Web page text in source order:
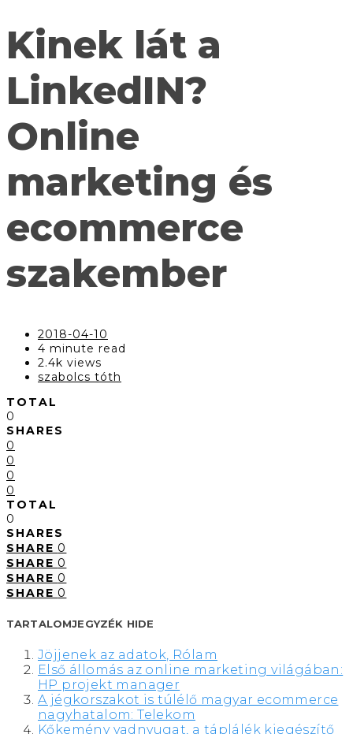
Kinek lát a
LinkedIN?
Online
marketing és
ecommerce
szakember
2018-04-10
4 minute read
2.4k views
szabolcs tóth
TOTAL
0
SHARES
0
0
0
0
TOTAL
0
SHARES
SHARE 0
SHARE 0
SHARE 0
SHARE 0
TARTALOMJEGYZÉK HIDE
Jöjjenek az adatok, Rólam
Első állomás az online marketing világában:
HP projekt manager
A jégkorszakot is túlélő magyar ecommerce
nagyhatalom: Telekom
Kőkemény vadnyugat, a táplálék kiegészítő